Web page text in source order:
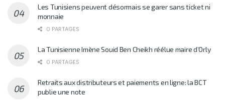
Les Tunisiens peuvent désormais se garer sans ticket ni
monnaie
0 PARTAGES
La Tunisienne Imène Souid Ben Cheikh réélue maire d’Orly
0 PARTAGES
Retraits aux distributeurs et paiements en ligne: la BCT
publie une note